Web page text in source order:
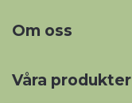
Om oss
Våra produkter